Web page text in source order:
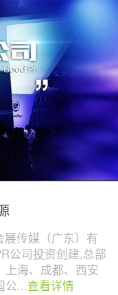
传媒（广东）有
公司投资创建,总部
上海、成都、西安
公...查看详情